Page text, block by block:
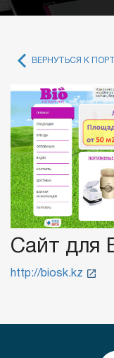
ВЕРНУТЬСЯ К
Сайт для
http://biosk.kz